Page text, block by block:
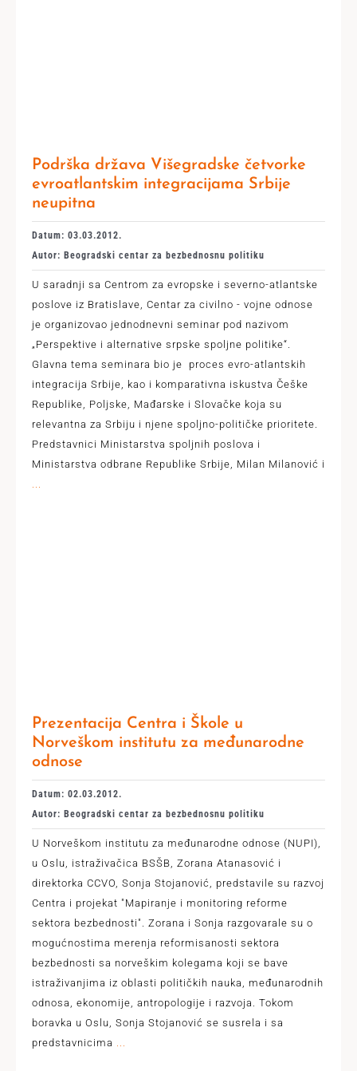
Podrška država Višegradske četvorke
evroatlantskim integracijama Srbije
neupitna
Datum: 03.03.2012.
Autor: Beogradski centar za bezbednosnu politiku
U saradnji sa Centrom za evropske i severno-atlantske
poslove iz Bratislave, Centar za civilno - vojne odnose
je organizovao jednodnevni seminar pod nazivom
„Perspektive i alternative srpske spoljne politike“.
Glavna tema seminara bio je proces evro-atlantskih
integracija Srbije, kao i komparativna iskustva Češke
Republike, Poljske, Mađarske i Slovačke koja su
relevantna za Srbiju i njene spoljno-političke prioritete.
Predstavnici Ministarstva spoljnih poslova i
Ministarstva odbrane Republike Srbije, Milan Milanović i
...
Prezentacija Centra i Škole u
Norveškom institutu za međunarodne
odnose
Datum: 02.03.2012.
Autor: Beogradski centar za bezbednosnu politiku
U Norveškom institutu za međunarodne odnose (NUPI),
u Oslu, istraživačica BSŠB, Zorana Atanasović i
direktorka CCVO, Sonja Stojanović, predstavile su razvoj
Centra i projekat "Mapiranje i monitoring reforme
sektora bezbednosti". Zorana i Sonja razgovarale su o
mogućnostima merenja reformisanosti sektora
bezbednosti sa norveškim kolegama koji se bave
istraživanjima iz oblasti političkih nauka, međunarodnih
odnosa, ekonomije, antropologije i razvoja. Tokom
boravka u Oslu, Sonja Stojanović se susrela i sa
predstavnicima ...